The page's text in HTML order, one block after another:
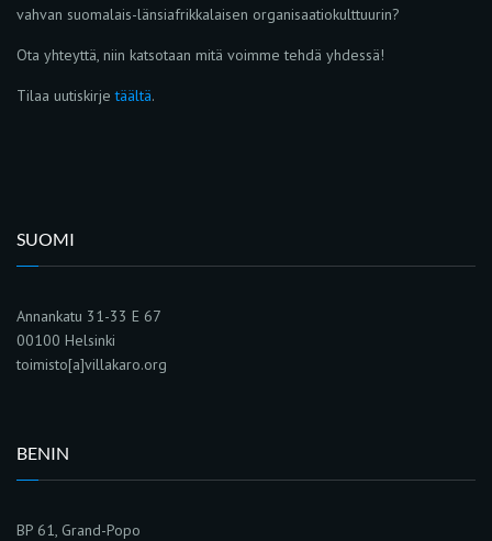
vahvan suomalais-länsiafrikkalaisen organisaatiokulttuurin?
Ota yhteyttä, niin katsotaan mitä voimme tehdä yhdessä!
Tilaa uutiskirjetäältä.
SUOMI
Annankatu 31-33 E 67
00100 Helsinki
toimisto[a]villakaro.org
BENIN
BP 61, Grand-Popo